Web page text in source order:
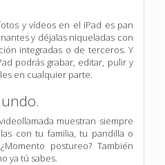
y vídeos en el iPad es pan
y déjalas niqueladas con
integradas o de terceros. Y
podrás grabar, editar, pulir y
en cualquier parte.
muestran siempre
con tu familia, tu pandilla o
postureo? También
ya tú sabes.